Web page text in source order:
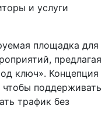
и услуги
площадка для
предлагая
ключ». Концепция
поддерживать
трафик без